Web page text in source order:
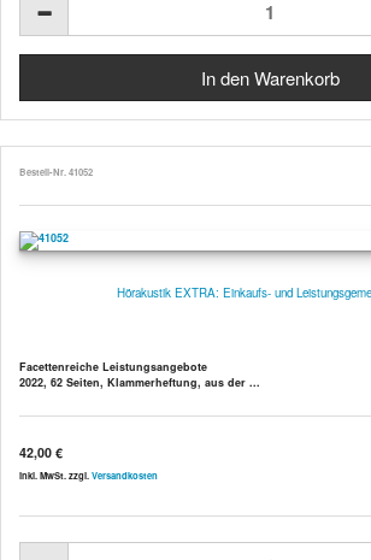
Bestell-Nr. 41052
Hörakustik EXTRA: Einkaufs- und
Facettenreiche Leistungsangebote
2022, 62 Seiten, Klammerheftung, aus der ...
42,00 €
inkl. MwSt. zzgl. Versandkosten